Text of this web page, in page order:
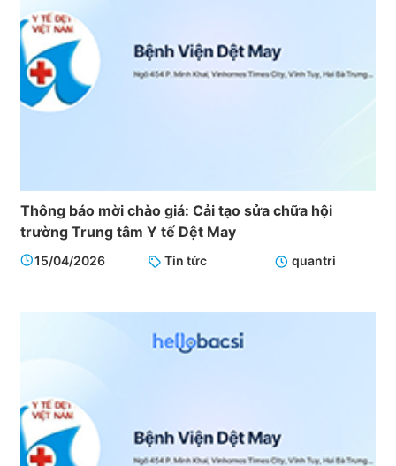
Thông báo mời chào giá: Cải tạo sửa chữa hội
trường Trung tâm Y tế Dệt May
15/04/2026 Tin tức quantri